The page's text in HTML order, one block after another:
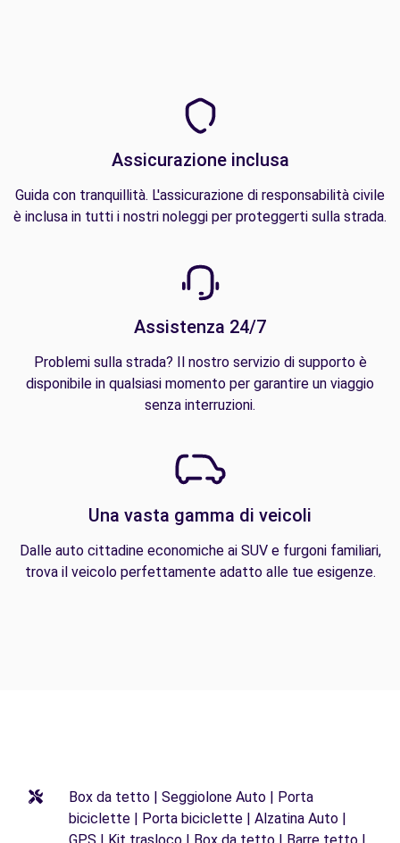
Assicurazione inclusa
Guida con tranquillità. L'assicurazione di responsabilità civile
è inclusa in tutti i nostri noleggi per proteggerti sulla strada.
Assistenza 24/7
Problemi sulla strada? Il nostro servizio di supporto è
disponibile in qualsiasi momento per garantire un viaggio
senza interruzioni.
Una vasta gamma di veicoli
Dalle auto cittadine economiche ai SUV e furgoni familiari,
trova il veicolo perfettamente adatto alle tue esigenze.
Box da tetto | Seggiolone Auto | Porta
biciclette | Porta biciclette | Alzatina Auto |